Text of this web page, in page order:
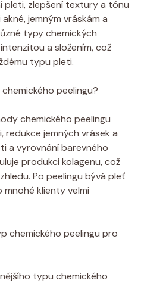
pleti, zlepšení textury a tónu
jemným vráskám a
typy chemických
a složením, což
typu pleti.
peelingu?
chemického peelingu
redukce jemných vrásek a
a vyrovnání barevného
produkci kolagenu, což
Po peelingu bývá pleť
mnohé klienty velmi
chemického peelingu pro
typu chemického